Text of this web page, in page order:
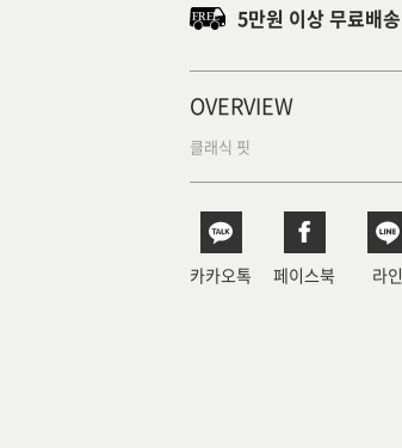
5만원 이상 무료배송
OVERVIEW
클래식 핏
카카오톡 페이스북 라인